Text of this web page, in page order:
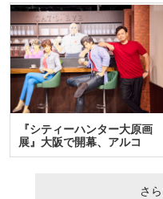
『シティーハンター大原画
展』大阪で開幕、アルコ
＆…
さ